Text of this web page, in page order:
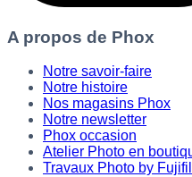
A propos de Phox
Notre savoir-faire
Notre histoire
Nos magasins Phox
Notre newsletter
Phox occasion
Atelier Photo en
Travaux Photo by